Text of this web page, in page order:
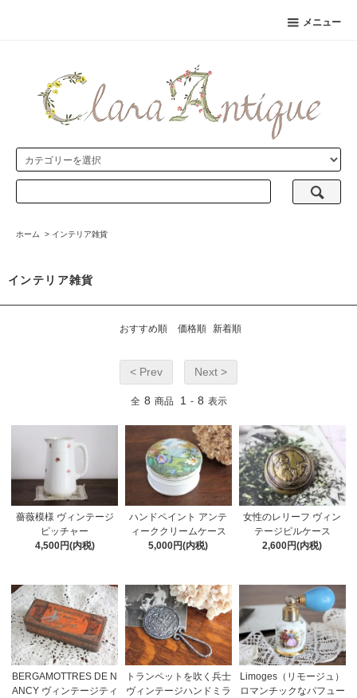
メニュー
ホーム > インテリア雑貨
インテリア雑貨
おすすめ順 価格順 新着順
< Prev Next >
全 8 商品 1 - 8 表示
薔薇模様 ヴィンテージ
ピッチャー
4,500円(内税)
ハンドペイント アンテ
ィーククリームケース
5,000円(内税)
女性のレリーフ ヴィン
テージピルケース
2,600円(内税)
BERGAMOTTRES DE N
ANCY ヴィンテージティ
トランペットを吹く兵士
ヴィンテージハンドミラ
Limoges（リモージュ）
ロマンチックなパフュー